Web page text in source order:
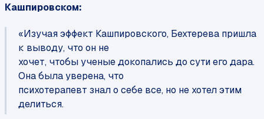
Кашпировском:
«Изучая эффект Кашпировского, Бехтерева пришла
к выводу, что он не
хочет, чтобы ученые докопались до сути его дара.
Она была уверена, что
психотерапевт знал о себе все, но не хотел этим
делиться.